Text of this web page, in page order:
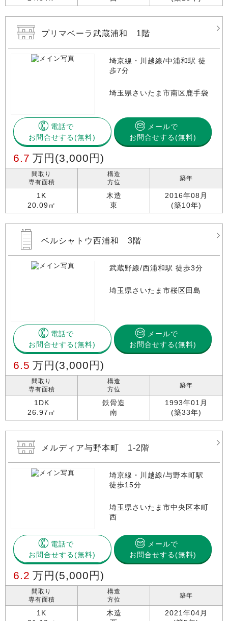
プリマベーラ武蔵浦和 1階
埼京線・川越線/中浦和駅 徒
歩7分
埼玉県さいたま市南区鹿手袋
電話で
お問合せする
メールで
お問合せする(無料)
6.7 万円 (3,000円)
間取り
専有面積
1K
20.09㎡
構造
方位
木造
東
築年
2016年08月
(築10年)
ベルシャトウ西浦和 3階
武蔵野線/西浦和駅 徒歩3分
埼玉県さいたま市桜区田島
電話で
お問合せする
メールで
お問合せする(無料)
6.5 万円 (3,000円)
間取り
専有面積
1DK
26.97㎡
構造
方位
鉄骨造
南
築年
1993年01月
(築33年)
メルディア与野本町 1-2階
埼京線・川越線/与野本町駅
徒歩15分
埼玉県さいたま市中央区本町
西
電話で
お問合せする
メールで
お問合せする(無料)
6.2 万円 (5,000円)
間取り
専有面積
1K
構造
方位
木造
築年
2021年04月